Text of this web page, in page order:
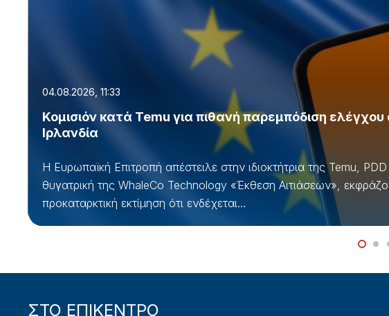
04.08.2026, 11:33
Κομισιόν κατά Temu για πιθανή παρεμπόδιση ελέγχου
Ιρλανδία
Η Ευρωπαϊκή Επιτροπή απέστειλε στην ιδιοκτήτρια της Temu,
θυγατρική της WhaleCo Technology «Έκθεση Αιτιάσεων»,
προκαταρκτική εκτίμηση ότι ενδέχεται…
ΣΤΟ ΕΠΙΚΕΝΤΡΟ